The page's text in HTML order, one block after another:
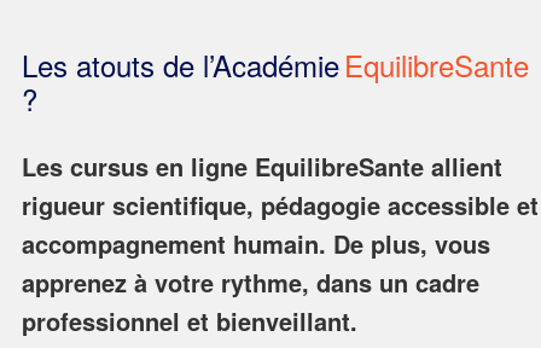
Les atouts de l’AcadémieEquilibreSante
?
Les cursus en ligne EquilibreSante allient
rigueur scientifique, pédagogie accessible et
accompagnement humain. De plus, vous
apprenez à votre rythme, dans un cadre
professionnel et bienveillant.